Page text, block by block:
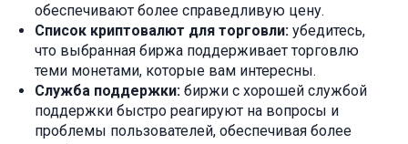
обеспечивают более справедливую цену.
Список криптовалют для торговли: убедитесь,
что выбранная биржа поддерживает торговлю
теми монетами, которые вам интересны.
Служба поддержки: биржи с хорошей службой
поддержки быстро реагируют на вопросы и
проблемы пользователей, обеспечивая более